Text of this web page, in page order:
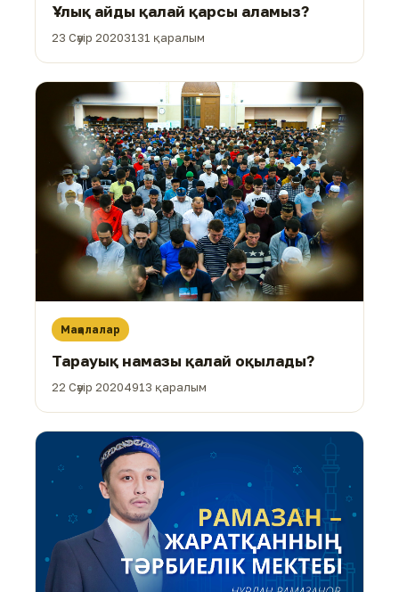
Ұлық айды қалай қарсы аламыз?
23 Сәуір 20203131 қаралым
Мақалалар
Тарауық намазы қалай оқылады?
22 Сәуір 20204913 қаралым